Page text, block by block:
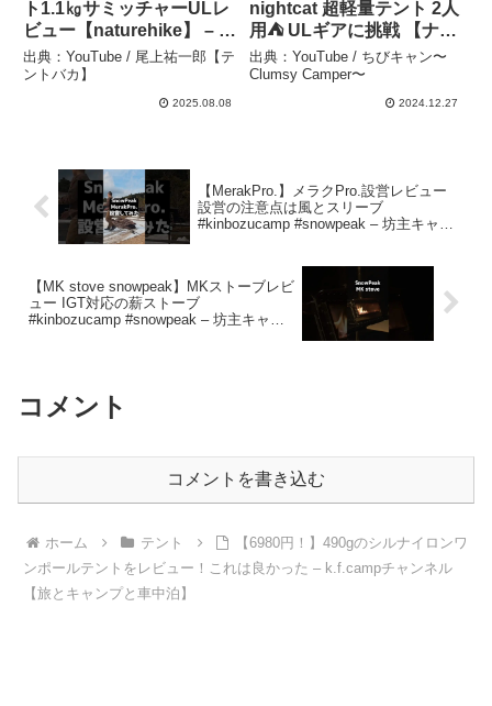
ト1.1㎏サミッチャーULレ
ビュー【naturehike】 – 尾
上祐一郎【テントバカ】
出典：YouTube / 尾上祐一郎【テ
ントバカ】
2025.08.08
nightcat 超軽量テント 2人
用⛺️ ULギアに挑戦 【ナイ
トキャット】 – ちびキャ
ン〜Clumsy Camper〜
出典：YouTube / ちびキャン〜
Clumsy Camper〜
2024.12.27
【MerakPro.】メラクPro.設営レビュー
設営の注意点は風とスリーブ
#kinbozucamp #snowpeak – 坊主キャン
【MK stove snowpeak】MKストーブレビ
ュー IGT対応の薪ストーブ
#kinbozucamp #snowpeak – 坊主キャン
コメント
コメントを書き込む
ホーム テント
【6980円！】490gのシルナイロンワ
ンポールテントをレビュー！これは良かった – k.f.campチャンネル
【旅とキャンプと車中泊】